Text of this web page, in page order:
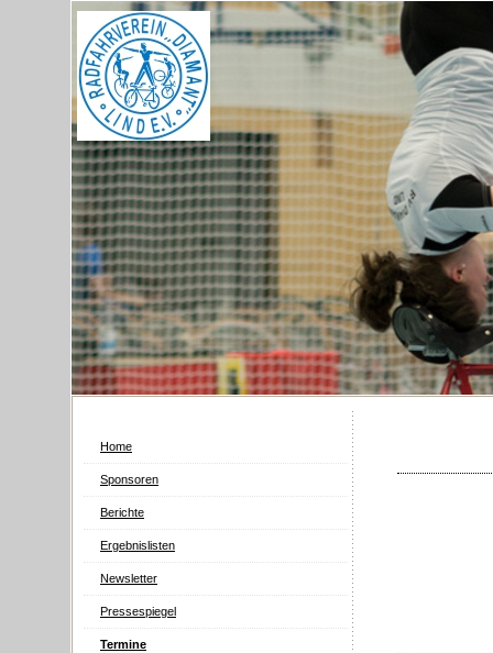
Home
Sponsoren
Berichte
Ergebnislisten
Newsletter
Pressespiegel
Termine